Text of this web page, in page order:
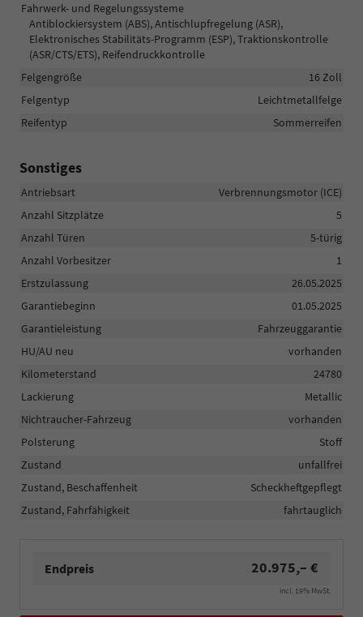
Fahrwerk- und Regelungssysteme
Antiblockiersystem (ABS), Antischlupfregelung (ASR),
Elektronisches Stabilitäts-Programm (ESP), Traktionskontrolle
(ASR/CTS/ETS), Reifendruckkontrolle
Felgengröße
16 Zoll
Felgentyp
Leichtmetallfelge
Reifentyp
Sommerreifen
Sonstiges
Antriebsart
Verbrennungsmotor (ICE)
Anzahl Sitzplätze
5
Anzahl Türen
5-türig
Anzahl Vorbesitzer
1
Erstzulassung
26.05.2025
Garantiebeginn
01.05.2025
Garantieleistung
Fahrzeuggarantie
HU/AU neu
vorhanden
Kilometerstand
24780
Lackierung
Metallic
Nichtraucher-Fahrzeug
vorhanden
Polsterung
Stoff
Zustand
unfallfrei
Zustand, Beschaffenheit
Scheckheftgepflegt
Zustand, Fahrfähigkeit
fahrtauglich
Endpreis 20.975,– €
incl. 19% MwSt.